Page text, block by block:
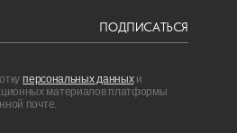
ПОДПИСАТЬСЯ
персональных данных и
материалов платформы
почте.